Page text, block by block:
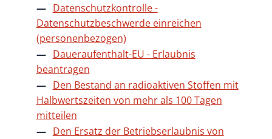
Datenschutzkontrolle -
Datenschutzbeschwerde einreichen
(personenbezogen)
Daueraufenthalt-EU - Erlaubnis
beantragen
Den Bestand an radioaktiven Stoffen mit
Halbwertszeiten von mehr als 100 Tagen
mitteilen
Den Ersatz der Betriebserlaubnis von